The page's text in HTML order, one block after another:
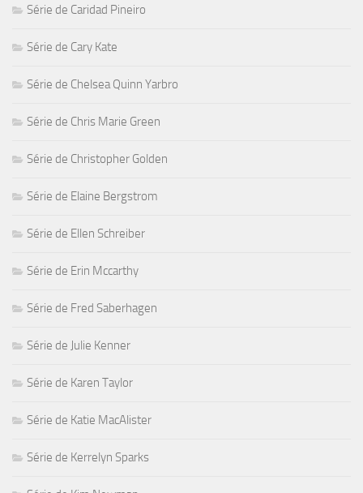
Série de Caridad Pineiro
Série de Cary Kate
Série de Chelsea Quinn Yarbro
Série de Chris Marie Green
Série de Christopher Golden
Série de Elaine Bergstrom
Série de Ellen Schreiber
Série de Erin Mccarthy
Série de Fred Saberhagen
Série de Julie Kenner
Série de Karen Taylor
Série de Katie MacAlister
Série de Kerrelyn Sparks